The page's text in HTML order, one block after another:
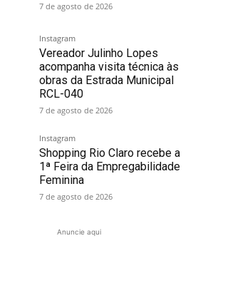
7 de agosto de 2026
Instagram
Vereador Julinho Lopes
acompanha visita técnica às
obras da Estrada Municipal
RCL-040
7 de agosto de 2026
Instagram
Shopping Rio Claro recebe a
1ª Feira da Empregabilidade
Feminina
7 de agosto de 2026
Anuncie aqui